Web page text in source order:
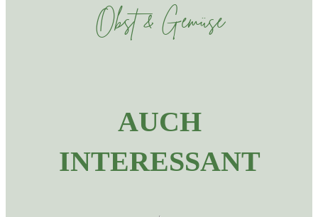
Obst & Gemüse
AUCH
INTERESSANT